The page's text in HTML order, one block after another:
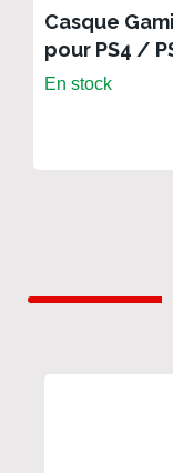
Casque
pour PS4 /
En stock